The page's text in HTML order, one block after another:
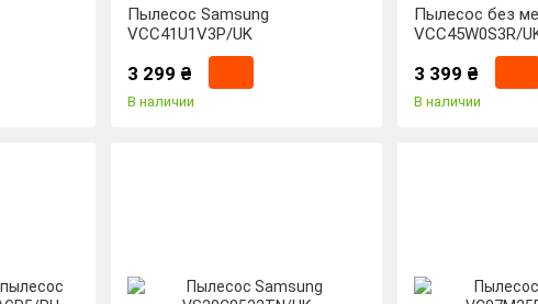
Пылесос Samsung
VCC41U1V3P/UK
3 299 ₴
В наличии
Пылесос без
VCC45W0S3R/
3 399 ₴
В наличии